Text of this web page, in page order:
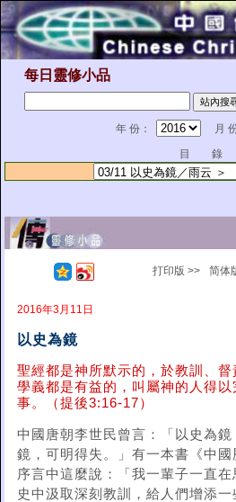
每日靈修小品
年 份：
月
目 錄
打印版 >>
简体
2016年3月11日
以史為鏡
聖經都是神所默示的，於教訓、
學義都是有益的，叫屬神的人得
事。（提後3:16-17）
中國唐朝李世民曾言：「以史為
鏡，可明得失。」有一本書《中
序言中這麼說：「我一輩子一直
史中汲取深刻教訓，給人們增添